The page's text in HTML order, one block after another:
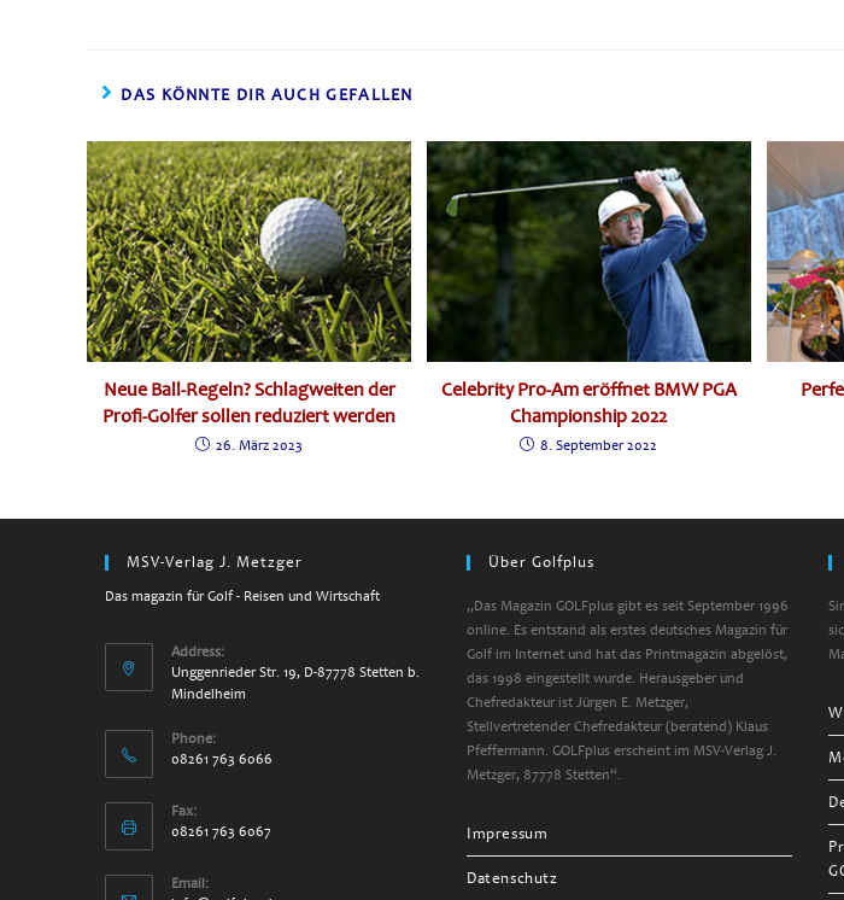
DAS KÖNNTE DIR AUCH GEFALLEN
Neue Ball-Regeln? Schlagweiten der
Profi-Golfer sollen reduziert werden
26. März 2023
Celebrity Pro-Am eröffnet BMW PGA
Championship 2022
8. September 2022
MSV-Verlag J. Metzger
Das magazin für Golf - Reisen und Wirtschaft
Address:
Unggenrieder Str. 19, D-87778 Stetten b.
Mindelheim
Phone:
08261 763 6066
Fax:
08261 763 6067
Email:
Über Golfplus
„Das Magazin GOLFplus gibt es seit September 1996
online. Es entstand als erstes deutsches Magazin für
Golf im Internet und hat das Printmagazin abgelöst,
das 1998 eingestellt wurde. Herausgeber und
Chefredakteur ist Jürgen E. Metzger,
Stellvertretender Chefredakteur (beratend) Klaus
Pfeffermann. GOLFplus erscheint im MSV-Verlag J.
Metzger, 87778 Stetten“.
Impressum
Datenschutz